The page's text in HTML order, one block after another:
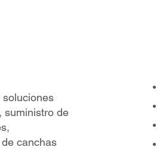
suministro de
canchas